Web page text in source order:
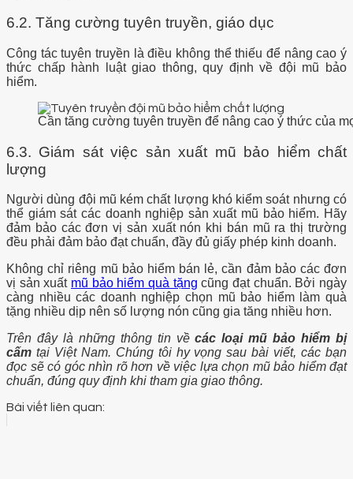
6.2. Tăng cường tuyên truyền, giáo dục
Công tác tuyên truyền là điều không thể thiếu để nâng cao ý
thức chấp hành luật giao thông, quy định về đội mũ bảo
hiểm.
Cần tăng cường tuyên truyền để nâng cao ý thức của
6.3. Giám sát việc sản xuất mũ bảo hiểm chất
lượng
Người dùng đội mũ kém chất lượng khó kiểm soát nhưng có
thể giám sát các doanh nghiệp sản xuất mũ bảo hiểm. Hãy
đảm bảo các đơn vị sản xuất nón khi bán mũ ra thị trường
đều phải đảm bảo đạt chuẩn, đầy đủ giấy phép kinh doanh.
Không chỉ riêng mũ bảo hiểm bán lẻ, cần đảm bảo các đơn
vị sản xuất mũ bảo hiểm quà tặng cũng đạt chuẩn. Bởi ngày
càng nhiều các doanh nghiệp chọn mũ bảo hiểm làm quà
tặng nhiều dịp nên số lượng nón cũng gia tăng nhiều hơn.
Trên đây là những thông tin vềcác loại mũ bảo hiểm bị
cấm tại Việt Nam. Chúng tôi hy vọng sau bài viết, các bạn
đọc sẽ có góc nhìn rõ hơn về việc lựa chọn mũ bảo hiểm đạt
chuẩn, đúng quy định khi tham gia giao thông.
Bài viết liên quan: